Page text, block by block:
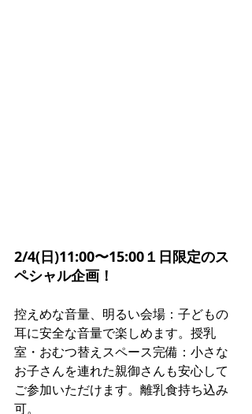
2/4(日)11:00〜15:00１日限定のス
ペシャル企画！
控えめな音量、明るい会場：子どもの
耳に安全な音量で楽しめます。授乳
室・おむつ替えスペース完備：小さな
お子さんを連れた親御さんも安心して
ご参加いただけます。離乳食持ち込み
可。